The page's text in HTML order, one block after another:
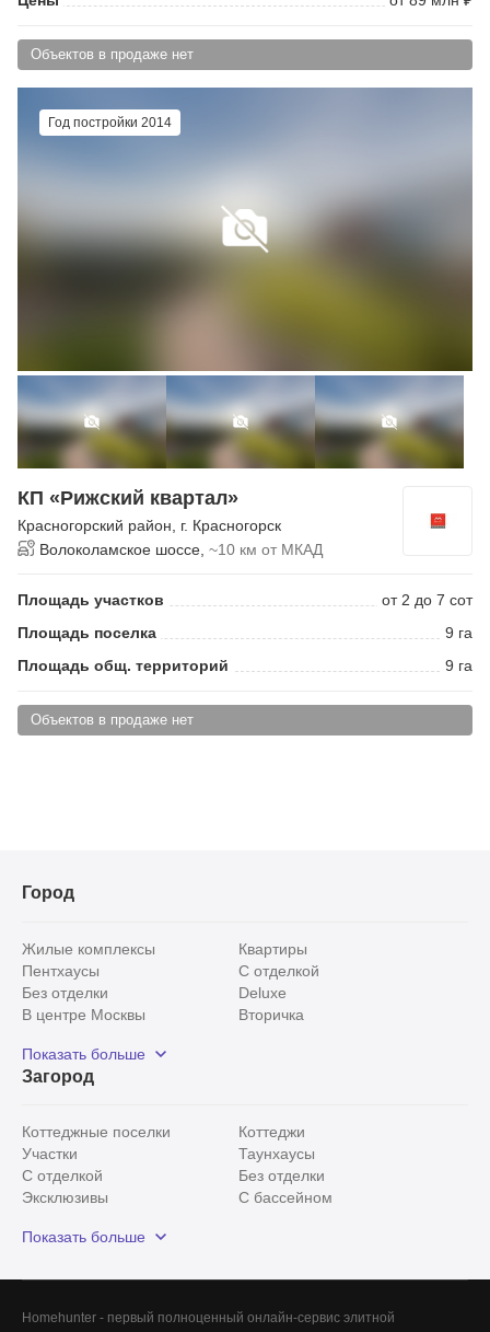
Объектов в продаже нет
Год постройки 2014
КП «Рижский квартал»
Красногорский район, г. Красногорск
Волоколамское шоссе, ~10 км от МКАД
Площадь участков
от 2 до 7 сот
Площадь поселка
9 га
Площадь общ. территорий
9 га
Объектов в продаже нет
Город
Жилые комплексы
Квартиры
Пентхаусы
С отделкой
Без отделки
Deluxe
В центре Москвы
Вторичка
Рядом с парком
С панорамными окнами
Показать больше
Загород
Коттеджные поселки
Коттеджи
Участки
Таунхаусы
С отделкой
Без отделки
Эксклюзивы
С бассейном
Красногорский район
Показать больше
Homehunter - первый полноценный онлайн-сервис элитной